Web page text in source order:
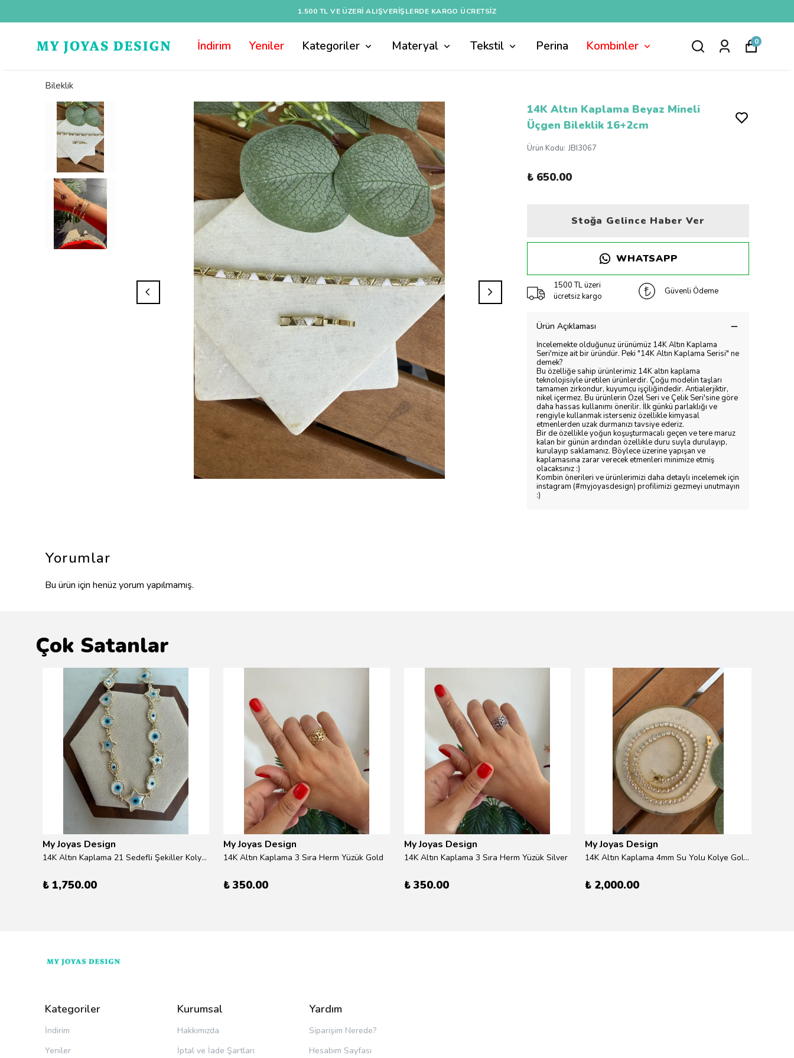
1.500 TL VE ÜZERI ALIŞVERIŞLERDE KARGO ÜCRETSİZ
İndirim Yeniler Kategoriler Materyal Tekstil Perina Kombinler 0
Bileklik
14K Altın Kaplama Beyaz Mineli
Üçgen Bileklik 16+2cm
Ürün Kodu: JBI3067
₺ 650.00
Stoğa Gelince Haber Ver
WHATSAPP
1500 TL üzeri
ücretsiz kargo
Güvenli Ödeme
Ürün Açıklaması
İncelemekte olduğunuz ürünümüz 14K Altın Kaplama
Seri'mize ait bir üründür. Peki "14K Altın Kaplama Serisi" ne
demek?
Bu özelliğe sahip ürünlerimiz 14K altın kaplama
teknolojisiyle üretilen ürünlerdir. Çoğu modelin taşları
tamamen zirkondur, kuyumcu işçiliğindedir. Antialerjiktir,
nikel içermez. Bu ürünlerin Özel Seri ve Çelik Seri'sine göre
daha hassas kullanımı önerilir. İlk günkü parlaklığı ve
rengiyle kullanmak isterseniz özellikle kimyasal
etmenlerden uzak durmanızı tavsiye ederiz.
Bir de özellikle yoğun koşuşturmacalı geçen ve tere maruz
kalan bir günün ardından özellikle duru suyla durulayıp,
kurulayıp saklamanız. Böylece üzerine yapışan ve
kaplamasına zarar verecek etmenleri minimize etmiş
olacaksınız :)
Kombin önerileri ve ürünlerimizi daha detaylı incelemek için
instagram (#myjoyasdesign) profilimizi gezmeyi unutmayın
:)
Yorumlar
Bu ürün için henüz yorum yapılmamış.
Çok Satanlar
My Joyas Design
14K Altın Kaplama 21 Sedefli Şekiller Kolye 46cm
₺ 1,750.00
My Joyas Design
14K Altın Kaplama 3 Sıra Herm Yüzük Gold
₺ 350.00
My Joyas Design
14K Altın Kaplama 3 Sıra Herm Yüzük Silver
₺ 350.00
My Joyas Design
14K Altın Kaplama 4mm Su Yolu Kolye Gold 41cm
₺ 2,000.00
Kategoriler
İndirim
Yeniler
Kurumsal
Hakkımızda
İptal ve İade Şartları
Yardım
Siparişim Nerede?
Hesabım Sayfası